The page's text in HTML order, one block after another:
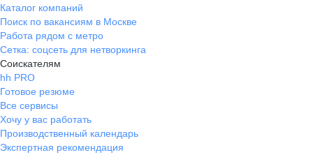
Каталог компаний
Поиск по вакансиям в Москве
Работа рядом с метро
Сетка: соцсеть для нетворкинга
Соискателям
hh PRO
Готовое резюме
Все сервисы
Хочу у вас работать
Производственный календарь
Экспертная рекомендация